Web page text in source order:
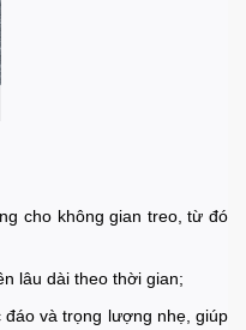
cho không gian treo, từ đó
lâu dài theo thời gian;
và trọng lượng nhẹ, giúp